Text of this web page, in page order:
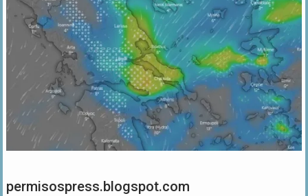
permisospress.blogspot.com